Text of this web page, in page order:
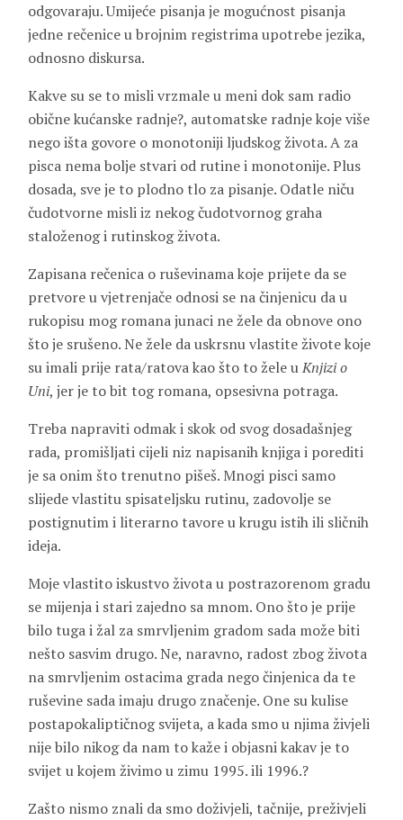
odgovaraju. Umijeće pisanja je mogućnost pisanja
jedne rečenice u brojnim registrima upotrebe jezika,
odnosno diskursa.
Kakve su se to misli vrzmale u meni dok sam radio
obične kućanske radnje?, automatske radnje koje više
nego išta govore o monotoniji ljudskog života. A za
pisca nema bolje stvari od rutine i monotonije. Plus
dosada, sve je to plodno tlo za pisanje. Odatle niču
čudotvorne misli iz nekog čudotvornog graha
staloženog i rutinskog života.
Zapisana rečenica o ruševinama koje prijete da se
pretvore u vjetrenjače odnosi se na činjenicu da u
rukopisu mog romana junaci ne žele da obnove ono
što je srušeno. Ne žele da uskrsnu vlastite živote koje
su imali prije rata/ratova kao što to žele uKnjizi o
Uni, jer je to bit tog romana, opsesivna potraga.
Treba napraviti odmak i skok od svog dosadašnjeg
rada, promišljati cijeli niz napisanih knjiga i porediti
je sa onim što trenutno pišeš. Mnogi pisci samo
slijede vlastitu spisateljsku rutinu, zadovolje se
postignutim i literarno tavore u krugu istih ili sličnih
ideja.
Moje vlastito iskustvo života u postrazorenom gradu
se mijenja i stari zajedno sa mnom. Ono što je prije
bilo tuga i žal za smrvljenim gradom sada može biti
nešto sasvim drugo. Ne, naravno, radost zbog života
na smrvljenim ostacima grada nego činjenica da te
ruševine sada imaju drugo značenje. One su kulise
postapokaliptičnog svijeta, a kada smo u njima živjeli
nije bilo nikog da nam to kaže i objasni kakav je to
svijet u kojem živimo u zimu 1995. ili 1996.?
Zašto nismo znali da smo doživjeli, tačnije, preživjeli